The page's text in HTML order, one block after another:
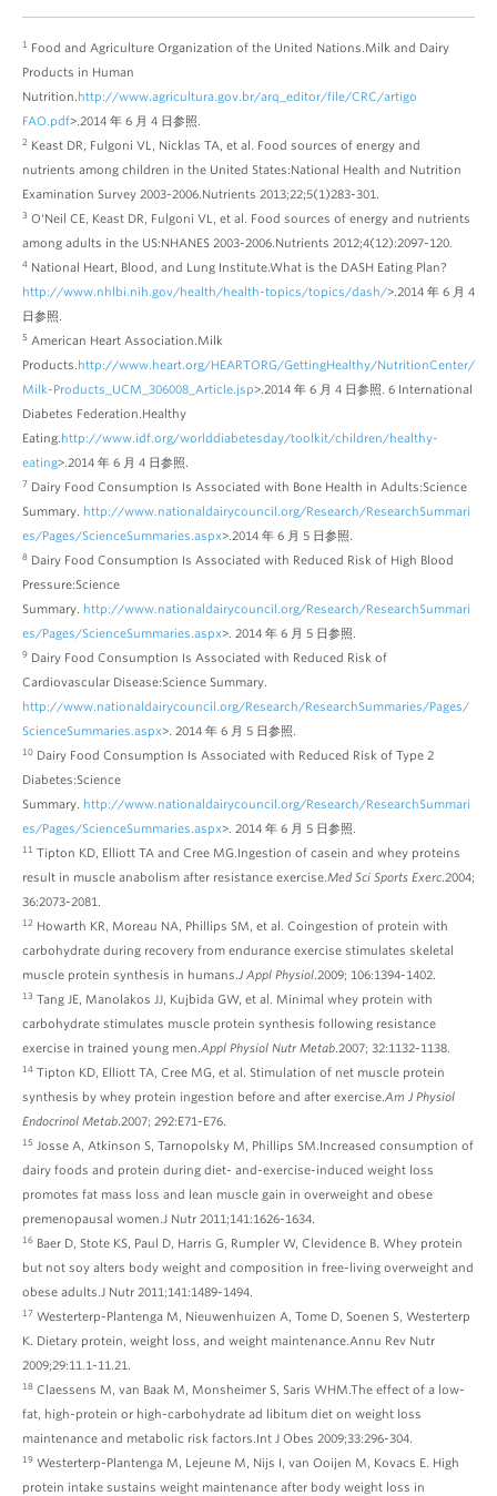
1 Food and Agriculture Organization of the United Nations.Milk and Dairy
Products in Human
Nutrition.http://www.agricultura.gov.br/arq_editor/file/CRC/artigo
FAO.pdf>.2014 年 6 月 4 日参照.
2 Keast DR, Fulgoni VL, Nicklas TA, et al. Food sources of energy and
nutrients among children in the United States:National Health and Nutrition
Examination Survey 2003-2006.Nutrients 2013;22;5(1)283-301.
3 O'Neil CE, Keast DR, Fulgoni VL, et al. Food sources of energy and nutrients
among adults in the US:NHANES 2003-2006.Nutrients 2012;4(12):2097-120.
4 National Heart, Blood, and Lung Institute.What is the DASH Eating Plan?
http://www.nhlbi.nih.gov/health/health-topics/topics/dash/>.2014 年 6 月 4
日参照.
5 American Heart Association.Milk
Products.http://www.heart.org/HEARTORG/GettingHealthy/NutritionCenter/
Milk-Products_UCM_306008_Article.jsp>.2014 年 6 月 4 日参照. 6 International
Diabetes Federation.Healthy
Eating.http://www.idf.org/worlddiabetesday/toolkit/children/healthy-
eating>.2014 年 6 月 4 日参照.
7 Dairy Food Consumption Is Associated with Bone Health in Adults:Science
Summary. http://www.nationaldairycouncil.org/Research/ResearchSummari
es/Pages/ScienceSummaries.aspx>.2014 年 6 月 5 日参照.
8 Dairy Food Consumption Is Associated with Reduced Risk of High Blood
Pressure:Science
Summary. http://www.nationaldairycouncil.org/Research/ResearchSummari
es/Pages/ScienceSummaries.aspx>. 2014 年 6 月 5 日参照.
9 Dairy Food Consumption Is Associated with Reduced Risk of
Cardiovascular Disease:Science Summary.
http://www.nationaldairycouncil.org/Research/ResearchSummaries/Pages/
ScienceSummaries.aspx>. 2014 年 6 月 5 日参照.
10 Dairy Food Consumption Is Associated with Reduced Risk of Type 2
Diabetes:Science
Summary. http://www.nationaldairycouncil.org/Research/ResearchSummari
es/Pages/ScienceSummaries.aspx>. 2014 年 6 月 5 日参照.
11 Tipton KD, Elliott TA and Cree MG.Ingestion of casein and whey proteins
result in muscle anabolism after resistance exercise.Med Sci Sports Exerc.2004;
36:2073-2081.
12 Howarth KR, Moreau NA, Phillips SM, et al. Coingestion of protein with
carbohydrate during recovery from endurance exercise stimulates skeletal
muscle protein synthesis in humans.J Appl Physiol.2009; 106:1394-1402.
13 Tang JE, Manolakos JJ, Kujbida GW, et al. Minimal whey protein with
carbohydrate stimulates muscle protein synthesis following resistance
exercise in trained young men.Appl Physiol Nutr Metab.2007; 32:1132-1138.
14 Tipton KD, Elliott TA, Cree MG, et al. Stimulation of net muscle protein
synthesis by whey protein ingestion before and after exercise.Am J Physiol
Endocrinol Metab.2007; 292:E71-E76.
15 Josse A, Atkinson S, Tarnopolsky M, Phillips SM.Increased consumption of
dairy foods and protein during diet- and-exercise-induced weight loss
promotes fat mass loss and lean muscle gain in overweight and obese
premenopausal women.J Nutr 2011;141:1626-1634.
16 Baer D, Stote KS, Paul D, Harris G, Rumpler W, Clevidence B. Whey protein
but not soy alters body weight and composition in free-living overweight and
obese adults.J Nutr 2011;141:1489-1494.
17 Westerterp-Plantenga M, Nieuwenhuizen A, Tome D, Soenen S, Westerterp
K. Dietary protein, weight loss, and weight maintenance.Annu Rev Nutr
2009;29:11.1-11.21.
18 Claessens M, van Baak M, Monsheimer S, Saris WHM.The effect of a low-
fat, high-protein or high-carbohydrate ad libitum diet on weight loss
maintenance and metabolic risk factors.Int J Obes 2009;33:296-304.
19 Westerterp-Plantenga M, Lejeune M, Nijs I, van Ooijen M, Kovacs E. High
protein intake sustains weight maintenance after body weight loss in